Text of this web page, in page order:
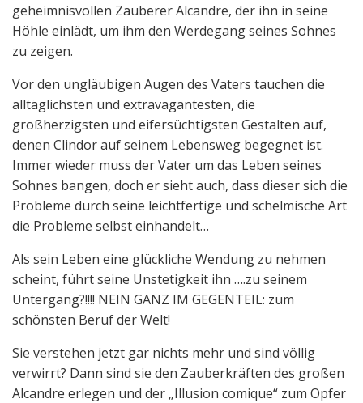
geheimnisvollen Zauberer Alcandre, der ihn in seine
Höhle einlädt, um ihm den Werdegang seines Sohnes
zu zeigen.
Vor den ungläubigen Augen des Vaters tauchen die
alltäglichsten und extravagantesten, die
großherzigsten und eifersüchtigsten Gestalten auf,
denen Clindor auf seinem Lebensweg begegnet ist.
Immer wieder muss der Vater um das Leben seines
Sohnes bangen, doch er sieht auch, dass dieser sich die
Probleme durch seine leichtfertige und schelmische Art
die Probleme selbst einhandelt…
Als sein Leben eine glückliche Wendung zu nehmen
scheint, führt seine Unstetigkeit ihn ….zu seinem
Untergang?!!!! NEIN GANZ IM GEGENTEIL: zum
schönsten Beruf der Welt!
Sie verstehen jetzt gar nichts mehr und sind völlig
verwirrt? Dann sind sie den Zauberkräften des großen
Alcandre erlegen und der „Illusion comique“ zum Opfer